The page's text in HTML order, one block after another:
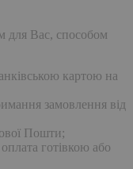
для Вас, способом
картою на
замовлення від
Пошти;
готівкою або